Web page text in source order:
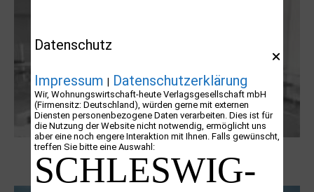
Boy Lornsen zum 30. Todestag. Von
Steinen, Büchern und Himbeersaft
Datenschutz
Impressum | Datenschutzerklärung
Wir, Wohnungswirtschaft-heute Verlagsgesellschaft mbH
(Firmensitz: Deutschland), würden gerne mit externen
Diensten personenbezogene Daten verarbeiten. Dies ist für
die Nutzung der Website nicht notwendig, ermöglicht uns
aber eine noch engere Interaktion mit Ihnen. Falls gewünscht,
treffen Sie bitte eine Auswahl: